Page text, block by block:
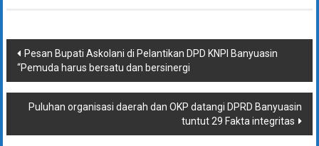
Navigasi
pos
Pesan Bupati Askolani di Pelantikan DPD KNPI Banyuasin
“Pemuda harus bersatu dan bersinergi
Puluhan organisasi daerah dan OKP datangi DPRD Banyuasin
tuntut 29 Fakta integritas